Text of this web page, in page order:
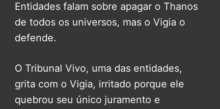
Entidades falam sobre apagar o Thanos
de todos os universos, mas o Vigia o
defende.
O Tribunal Vivo, uma das entidades,
grita com o Vigia, irritado porque ele
quebrou seu único juramento e